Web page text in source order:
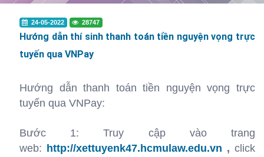
24-05-2022 28747
Hướng dẫn thí sinh thanh toán tiền nguyện vọng trực
tuyến qua VNPay
Hướng dẫn thanh toán tiền nguyện vọng trực
tuyến qua VNPay:
Bước 1: Truy cập vào trang
web: http://xettuyenk47.hcmulaw.edu.vn , click